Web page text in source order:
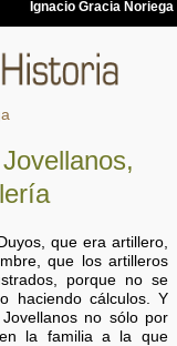
que era artillero,
que los artilleros
porque no se
haciendo cálculos. Y
no sólo por
la familia a la que